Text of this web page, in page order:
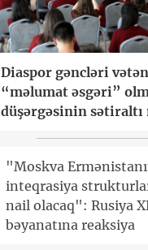
Diaspor gəncləri
“məlumat əsgəri”
düşərgəsinin sətiraltı
"Moskva
inteqrasiya
nail olacaq": Rusiya
bəyanatına reaksiya